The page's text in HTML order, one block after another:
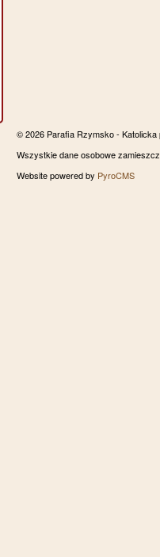
© 2026 Parafia Rzymsko -
Wszystkie dane osobowe
Website powered by PyroCMS